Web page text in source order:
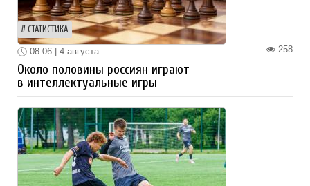
СТАТИСТИКА
258
08:06 | 4 августа
Около половины россиян играют
в интеллектуальные игры